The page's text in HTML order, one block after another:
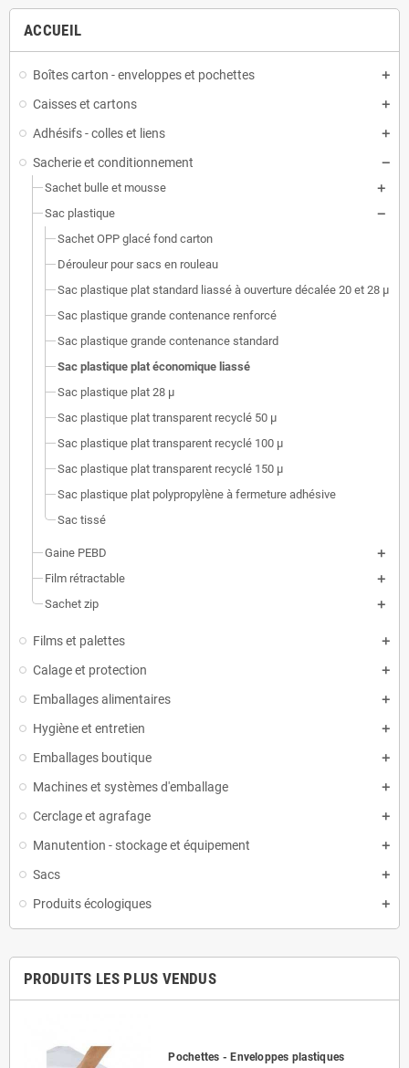
ACCUEIL
Boîtes carton - enveloppes et pochettes
Caisses et cartons
Adhésifs - colles et liens
Sacherie et conditionnement
Sachet bulle et mousse
Sac plastique
Sachet OPP glacé fond carton
Dérouleur pour sacs en rouleau
Sac plastique plat standard liassé à ouverture décalée 20 et 28 µ
Sac plastique grande contenance renforcé
Sac plastique grande contenance standard
Sac plastique plat économique liassé
Sac plastique plat 28 µ
Sac plastique plat transparent recyclé 50 µ
Sac plastique plat transparent recyclé 100 µ
Sac plastique plat transparent recyclé 150 µ
Sac plastique plat polypropylène à fermeture adhésive
Sac tissé
Gaine PEBD
Film rétractable
Sachet zip
Films et palettes
Calage et protection
Emballages alimentaires
Hygiène et entretien
Emballages boutique
Machines et systèmes d'emballage
Cerclage et agrafage
Manutention - stockage et équipement
Sacs
Produits écologiques
PRODUITS LES PLUS VENDUS
Pochettes - Enveloppes plastiques